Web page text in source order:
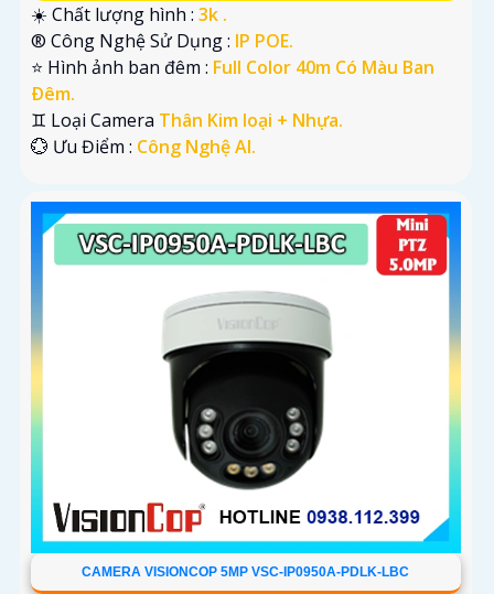
☀️ Chất lượng hình : 3k .
®️ Công Nghệ Sử Dụng : IP POE.
⭐ Hình ảnh ban đêm : Full Color 40m Có Màu Ban
Ðêm.
♊ Loại Camera Thân Kim loại + Nhựa.
️💮 Ưu Điểm : Công Nghệ AI.
CAMERA VISIONCOP 5MP VSC-IP0950A-PDLK-LBC